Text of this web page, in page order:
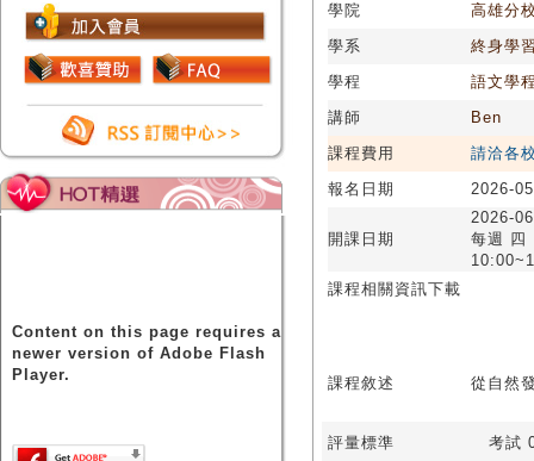
Content on this page requires a
newer version of Adobe Flash
Player.
學院
高雄分
學系
終身學
學程
語文學
講師
Ben
課程費用
請洽各
報名日期
2026-
開課日期
2026-
每週 四
課程相關資訊下載
課程敘述 從自然
評量標準 考試